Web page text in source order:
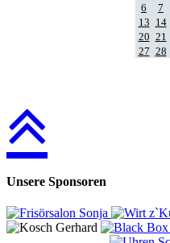
6
7
13 14
20 21
27 28
Unsere Sponsoren